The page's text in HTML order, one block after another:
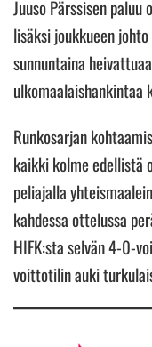
Juuso Pärssisen
lisäksi joukkueen
sunnuntaina
ulkomaalaishankintaa
Runkosarjan
kaikki kolme edellistä
peliajalla
kahdessa ottelussa
HIFK:sta selvän 4-0-
voittotilin auki